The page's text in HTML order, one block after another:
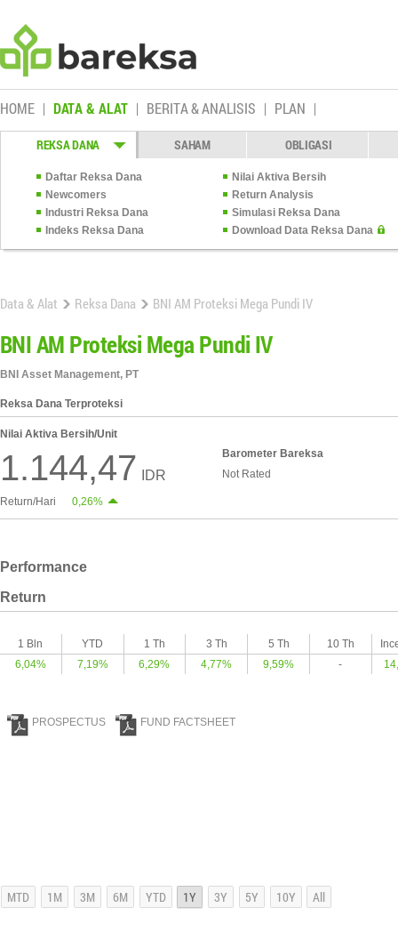
HOME DATA & ALAT BERITA & ANALISIS PLAN
REKSA DANA SAHAM OBLIGASI
Daftar Reksa Dana
Nilai Aktiva Bersih
Newcomers
Return Analysis
Industri Reksa Dana
Simulasi Reksa Dana
Indeks Reksa Dana
Download Data Reksa Dana
Data & Alat Reksa Dana BNI AM Proteksi Mega Pundi IV
BNI AM Proteksi Mega Pundi IV
BNI Asset Management, PT
Reksa Dana Terproteksi
Nilai Aktiva Bersih/Unit
1.144,47 IDR
Barometer Bareksa
Not Rated
Return/Hari 0,26%
Performance
Return
1 Bln YTD 1 Th 3 Th 5 Th 10 Th
6,04%
7,19% 6,29% 4,77% 9,59% -
PROSPECTUS FUND FACTSHEET